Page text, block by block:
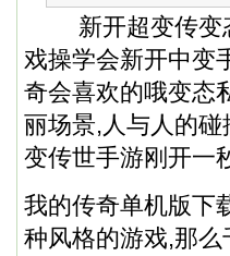
新开超变传变态
戏操学会新开中变
奇会喜欢的哦变态
丽场景,人与人的
变传世手游刚开一
我的传奇单机版下
种风格的游戏,那